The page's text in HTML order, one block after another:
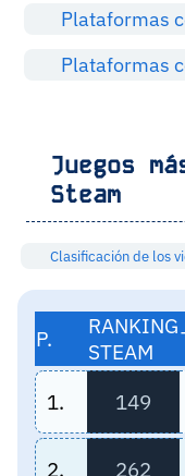
Plataformas
Plataformas
Juegos
Steam
Clasificación de los
P.
RANKING
STEAM
1. 149
2. 262